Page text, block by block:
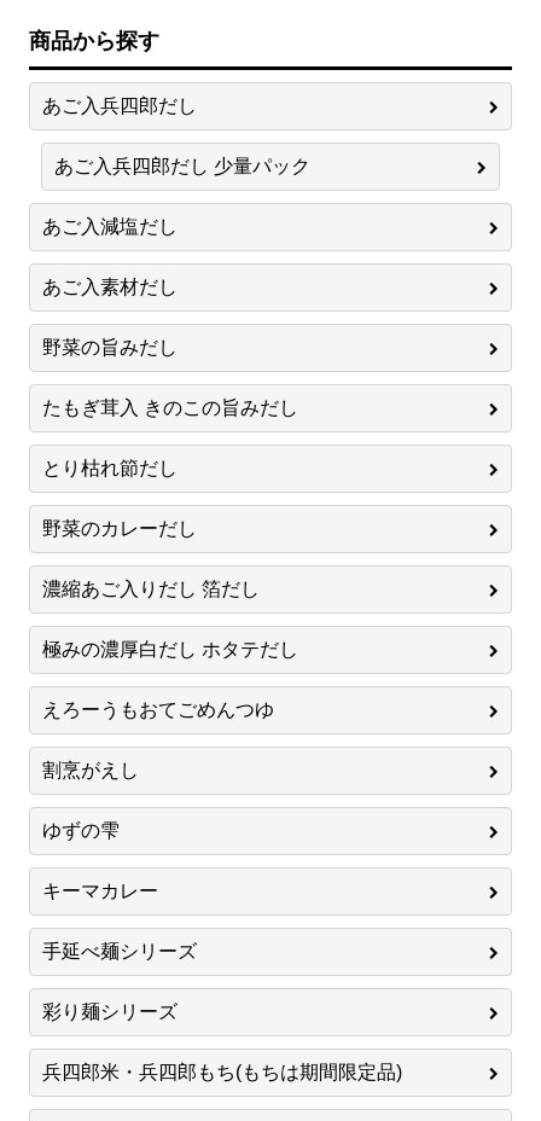
商品から探す
あご入兵四郎だし
あご入兵四郎だし 少量パック
あご入減塩だし
あご入素材だし
野菜の旨みだし
たもぎ茸入 きのこの旨みだし
とり枯れ節だし
野菜のカレーだし
濃縮あご入りだし 箔だし
極みの濃厚白だし ホタテだし
えろーうもおてごめんつゆ
割烹がえし
ゆずの雫
キーマカレー
手延べ麺シリーズ
彩り麺シリーズ
兵四郎米・兵四郎もち(もちは期間限定品)